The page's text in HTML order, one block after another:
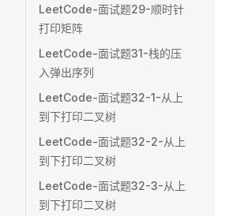
LeetCode-面试题29-顺时针
打印矩阵
LeetCode-面试题31-栈的压
入弹出序列
LeetCode-面试题32-1-从上
到下打印二叉树
LeetCode-面试题32-2-从上
到下打印二叉树
LeetCode-面试题32-3-从上
到下打印二叉树